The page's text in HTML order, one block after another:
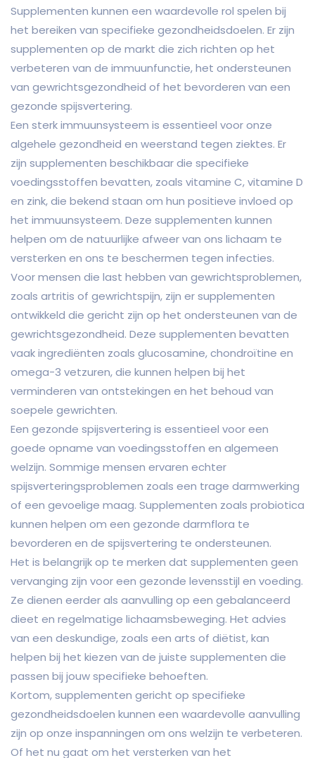
Supplementen kunnen een waardevolle rol spelen bij
het bereiken van specifieke gezondheidsdoelen. Er zijn
supplementen op de markt die zich richten op het
verbeteren van de immuunfunctie, het ondersteunen
van gewrichtsgezondheid of het bevorderen van een
gezonde spijsvertering.
Een sterk immuunsysteem is essentieel voor onze
algehele gezondheid en weerstand tegen ziektes. Er
zijn supplementen beschikbaar die specifieke
voedingsstoffen bevatten, zoals vitamine C, vitamine D
en zink, die bekend staan om hun positieve invloed op
het immuunsysteem. Deze supplementen kunnen
helpen om de natuurlijke afweer van ons lichaam te
versterken en ons te beschermen tegen infecties.
Voor mensen die last hebben van gewrichtsproblemen,
zoals artritis of gewrichtspijn, zijn er supplementen
ontwikkeld die gericht zijn op het ondersteunen van de
gewrichtsgezondheid. Deze supplementen bevatten
vaak ingrediënten zoals glucosamine, chondroïtine en
omega-3 vetzuren, die kunnen helpen bij het
verminderen van ontstekingen en het behoud van
soepele gewrichten.
Een gezonde spijsvertering is essentieel voor een
goede opname van voedingsstoffen en algemeen
welzijn. Sommige mensen ervaren echter
spijsverteringsproblemen zoals een trage darmwerking
of een gevoelige maag. Supplementen zoals probiotica
kunnen helpen om een gezonde darmflora te
bevorderen en de spijsvertering te ondersteunen.
Het is belangrijk op te merken dat supplementen geen
vervanging zijn voor een gezonde levensstijl en voeding.
Ze dienen eerder als aanvulling op een gebalanceerd
dieet en regelmatige lichaamsbeweging. Het advies
van een deskundige, zoals een arts of diëtist, kan
helpen bij het kiezen van de juiste supplementen die
passen bij jouw specifieke behoeften.
Kortom, supplementen gericht op specifieke
gezondheidsdoelen kunnen een waardevolle aanvulling
zijn op onze inspanningen om ons welzijn te verbeteren.
Of het nu gaat om het versterken van het